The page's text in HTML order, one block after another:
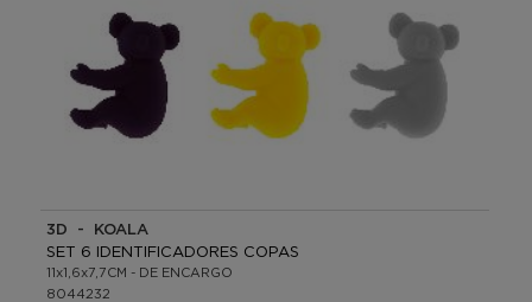
3D - KOALA
SET 6 IDENTIFICADORES COPAS
11x1,6x7,7CM - DE ENCARGO
8044232